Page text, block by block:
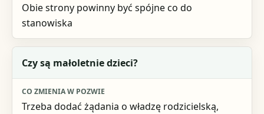
Obie strony powinny być spójne co do
stanowiska
Czy są małoletnie dzieci?
Trzeba dodać żądania o władzę rodzicielską,